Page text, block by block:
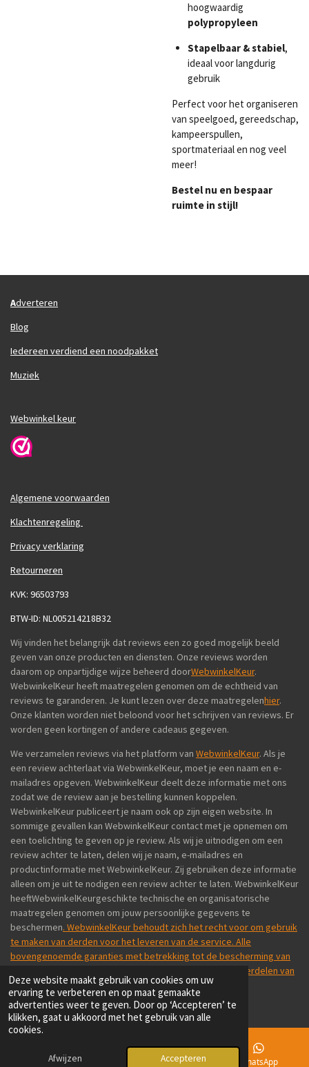
Deze website maakt gebruik van cookies om uw
ervaring te verbeteren en op maat gemaakte
advertenties weer te geven. Door op ‘Accepteren’ te
klikken, gaat u akkoord met het gebruik van alle
cookies.
Afwijzen Accepteren
hoogwaardig
polypropyleen
Stapelbaar & stabiel,
ideaal voor langdurig
gebruik
Perfect voor het organiseren
van speelgoed, gereedschap,
kampeerspullen,
sportmateriaal en nog veel
meer!
Bestel nu en bespaar
ruimte in stijl!
Adverteren
Blog
Iedereen verdiend een noodpakket
Muziek
Webwinkel keur
Algemene voorwaarden
Klachtenregeling
Privacy verklaring
Retourneren
KVK: 96503793
BTW-ID: NL005214218B32
Wij vinden het belangrijk dat reviews een zo goed mogelijk beeld
geven van onze producten en diensten. Onze reviews worden
daarom op onpartijdige wijze beheerd doorWebwinkelKeur.
WebwinkelKeur heeft maatregelen genomen om de echtheid van
reviews te garanderen. Je kunt lezen over deze maatregelenhier.
Onze klanten worden niet beloond voor het schrijven van reviews. Er
worden geen kortingen of andere cadeaus gegeven.
We verzamelen reviews via het platform van WebwinkelKeur. Als je
een review achterlaat via WebwinkelKeur, moet je een naam en e-
mailadres opgeven. WebwinkelKeur deelt deze informatie met ons
zodat we de review aan je bestelling kunnen koppelen.
WebwinkelKeur publiceert je naam ook op zijn eigen website. In
sommige gevallen kan WebwinkelKeur contact met je opnemen om
een toelichting te geven op je review. Als wij je uitnodigen om een
review achter te laten, delen wij je naam, e-mailadres en
productinformatie met WebwinkelKeur. Zij gebruiken deze informatie
alleen om je uit te nodigen een review achter te laten. WebwinkelKeur
heeftWebwinkelKeurgeschikte technische en organisatorische
maatregelen genomen om jouw persoonlijke gegevens te
beschermen. WebwinkelKeur behoudt zich het recht voor om gebruik
te maken van derden voor het leveren van de service. Alle
bovengenoemde garanties met betrekking tot de bescherming van
je persoonsgegevens zijn ook van toepassing op de onderdelen van
de dienst waarvoor WebwinkelKeur derden inschakelt.
© 2025 NL800.NL
E-mailadres Telefoonnummer WhatsApp